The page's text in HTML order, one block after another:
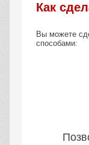
Как
Вы можете
способами: